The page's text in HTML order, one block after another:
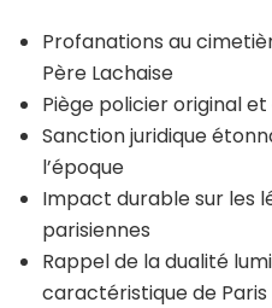
Profanations au
Père Lachaise
Piège policier original
Sanction juridique
l’époque
Impact durable sur les
parisiennes
Rappel de la dualité
caractéristique de Paris